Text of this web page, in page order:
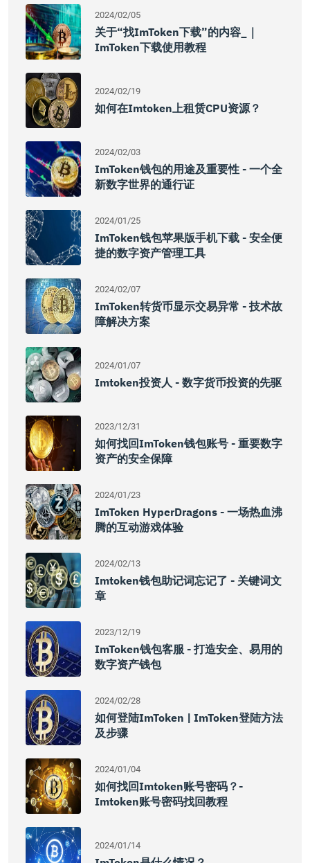
2024/02/05
关于“找imToken下载”的内容_｜
ImToken下载使用教程
2024/02/19
如何在imtoken上租赁CPU资源？
2024/02/03
ImToken钱包的用途及重要性 - 一个全
新数字世界的通行证
2024/01/25
ImToken钱包苹果版手机下载 - 安全便
捷的数字资产管理工具
2024/02/07
ImToken转货币显示交易异常 - 技术故
障解决方案
2024/01/07
Imtoken投资人 - 数字货币投资的先驱
2023/12/31
如何找回imToken钱包账号 - 重要数字
资产的安全保障
2024/01/23
ImToken HyperDragons - 一场热血沸
腾的互动游戏体验
2024/02/13
Imtoken钱包助记词忘记了 - 关键词文
章
2023/12/19
ImToken钱包客服 - 打造安全、易用的
数字资产钱包
2024/02/28
如何登陆imToken | ImToken登陆方法
及步骤
2024/01/04
如何找回imtoken账号密码？-
Imtoken账号密码找回教程
2024/01/14